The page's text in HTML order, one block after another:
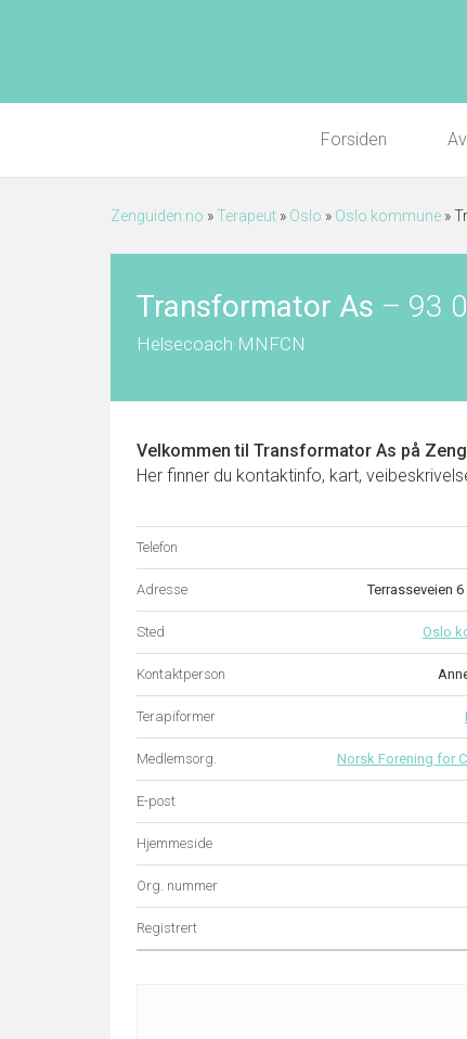
Forsiden
Zenguiden.no »Terapeut » Oslo » Oslo kommune »
Transformator As – 93
Helsecoach MNFCN
Velkommen til Transformator As på
Her finner du kontaktinfo, kart,
Telefon
Adresse Terrasseveien 6
Sted Oslo
Kontaktperson
Terapiformer
Medlemsorg. Norsk Forening for
E-post
Hjemmeside
Org. nummer
Registrert